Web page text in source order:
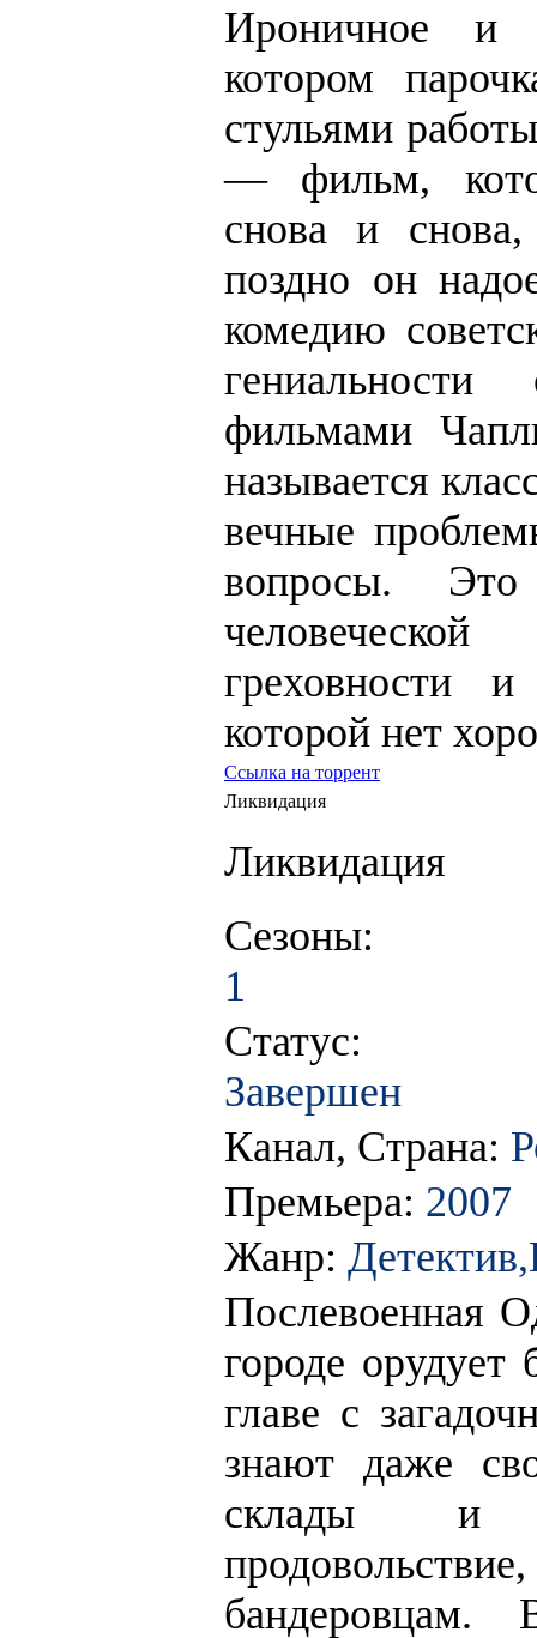
Ироничное и
котором
стульями
— фильм,
снова и
поздно он
комедию
фильмами
называется
вечные
вопросы. Это
греховности
которой нет
Ссылка на торрент
Ликвидация
Ликвидация
Сезоны:
1
Статус:
Завершен
Канал, Страна:
Премьера: 2007
Жанр:
Послевоенная
городе
главе с
знают даже
склады и